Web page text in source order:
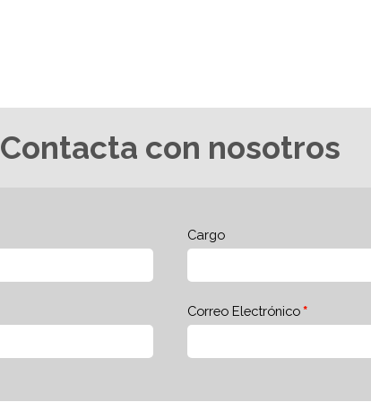
Contacta con nosotros
Cargo
Correo Electrónico